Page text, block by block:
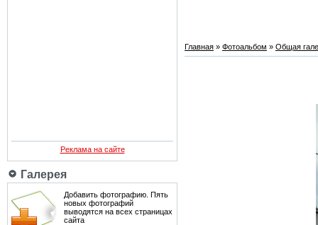
Реклама на сайте
Галерея
Добавить фотографию. Пять
новых фотографий
выводятся на всех страницах
сайта
Главная » Фотоальбом » Общая